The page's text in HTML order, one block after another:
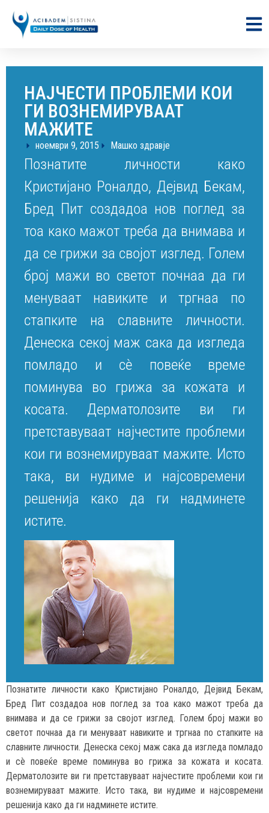
НАЈЧЕСТИ ПРОБЛЕМИ КОИ
ГИ ВОЗНЕМИРУВААТ
МАЖИТЕ
ноември 9, 2015 Машко здравје
Познатите личности како
Кристијано Роналдо, Дејвид Бекам,
Бред Пит создадоа нов поглед за
тоа како мажот треба да внимава и
да се грижи за својот изглед. Голем
број мажи во светот почнаа да ги
менуваат навиките и тргнаа по
стапките на славните личности.
Денеска секој маж сака да изгледа
помладо и сè повеќе време
поминува во грижа за кожата и
косата. Дерматолозите ви ги
претставуваат најчестите проблеми
кои ги вознемируваат мажите. Исто
така, ви нудиме и најсовремени
решенија како да ги надминете
истите.
Познатите личности како Кристијано Роналдо, Дејвид Бекам,
Бред Пит создадоа нов поглед за тоа како мажот треба да
внимава и да се грижи за својот изглед. Голем број мажи во
светот почнаа да ги менуваат навиките и тргнаа по стапките на
славните личности. Денеска секој маж сака да изгледа помладо
и сè повеќе време поминува во грижа за кожата и косата.
Дерматолозите ви ги претставуваат најчестите проблеми кои ги
вознемируваат мажите. Исто така, ви нудиме и најсовремени
решенија како да ги надминете истите.